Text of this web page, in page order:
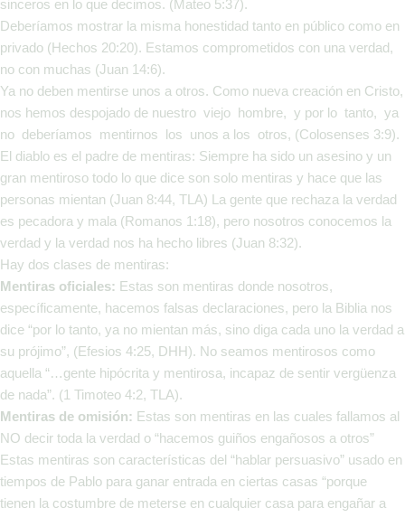
sinceros en lo que decimos. (Mateo 5:37).
Deberíamos mostrar la misma honestidad tanto en público como en
privado (Hechos 20:20). Estamos comprometidos con una verdad,
no con muchas (Juan 14:6).
Ya no deben mentirse unos a otros. Como nueva creación en Cristo,
nos hemos despojado de nuestro viejo hombre, y por lo tanto, ya
no deberíamos mentirnos los unos a los otros, (Colosenses 3:9).
El diablo es el padre de mentiras: Siempre ha sido un asesino y un
gran mentiroso todo lo que dice son solo mentiras y hace que las
personas mientan (Juan 8:44, TLA) La gente que rechaza la verdad
es pecadora y mala (Romanos 1:18), pero nosotros conocemos la
verdad y la verdad nos ha hecho libres (Juan 8:32).
Hay dos clases de mentiras:
Mentiras oficiales: Estas son mentiras donde nosotros,
específicamente, hacemos falsas declaraciones, pero la Biblia nos
dice “por lo tanto, ya no mientan más, sino diga cada uno la verdad a
su prójimo”, (Efesios 4:25, DHH). No seamos mentirosos como
aquella “…gente hipócrita y mentirosa, incapaz de sentir vergüenza
de nada”. (1 Timoteo 4:2, TLA).
Mentiras de omisión: Estas son mentiras en las cuales fallamos al
NO decir toda la verdad o “hacemos guiños engañosos a otros”
Estas mentiras son características del “hablar persuasivo” usado en
tiempos de Pablo para ganar entrada en ciertas casas “porque
tienen la costumbre de meterse en cualquier casa para engañar a